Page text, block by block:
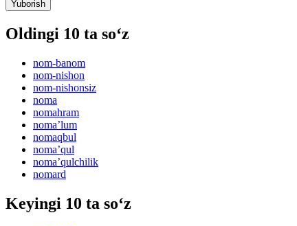
Yuborish
Oldingi 10 ta so‘z
nom-banom
nom-nishon
nom-nishonsiz
noma
nomahram
nomaʼlum
nomaqbul
nomaʼqul
nomaʼqulchilik
nomard
Keyingi 10 ta so‘z